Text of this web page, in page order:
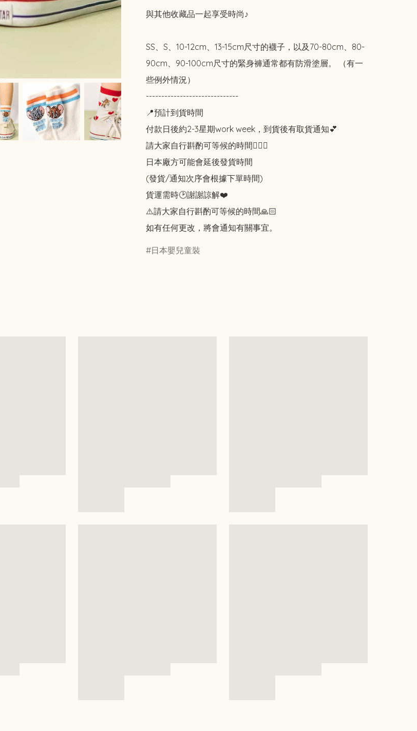
與其他收藏品一起享受時尚♪
SS、S、10-12cm、13-15cm尺寸的襪子，以及70-80cm、80-
90cm、90-100cm尺寸的緊身褲通常都有防滑塗層。 （有一
些例外情況）
------------------------------
📍預計到貨時間
付款日後約2-3星期work week，到貨後有取貨通知💕
請大家自行斟酌可等候的時間🙇🏻‍♀️
日本廠方可能會延後發貨時間
(發貨/通知次序會根據下單時間)
貨運需時🕑謝謝諒解❤️
⚠️請大家自行斟酌可等候的時間🙏🏻
如有任何更改，將會通知有關事宜。
日本嬰兒童裝